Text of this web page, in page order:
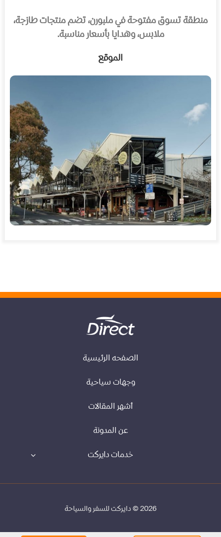
منطقة تسوق مفتوحة في ملبورن، تضم منتجات طازجة،
ملابس، وهدايا بأسعار مناسبة.
الموقع
الصفحه الرئيسية
وجهات سياحية
أشهر المقالات
عن المدونة
خدمات دايركت
2026 © دايركت للسفر والسياحة